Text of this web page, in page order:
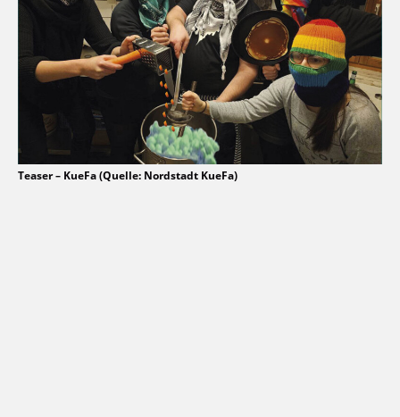
Teaser – KueFa (Quelle: Nordstadt KueFa)